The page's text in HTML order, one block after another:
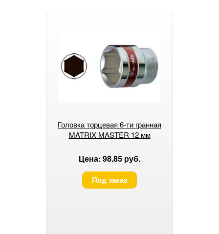
Головка торцевая 6-ти гранная
MATRIX MASTER 12 мм
Цена: 98.85 руб.
Под заказ